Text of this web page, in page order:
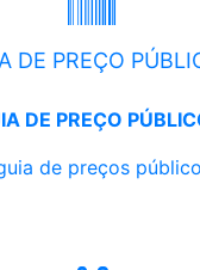
DE PREÇO
DE PREÇO
de preços